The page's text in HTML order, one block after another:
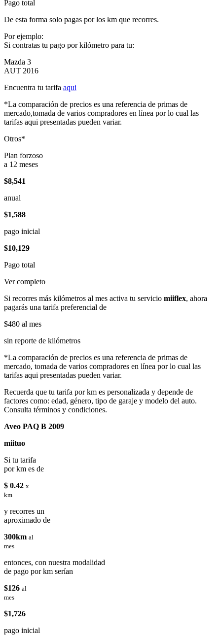
Pago total
De esta forma solo pagas por los km que recorres.
Por ejemplo:
Si contratas tu pago por kilómetro para tu:
Mazda 3
AUT 2016
Encuentra tu tarifa aqui
*La comparación de precios es una referencia de primas de
mercado,tomada de varios compradores en línea por lo cual las
tarifas aqui presentadas pueden variar.
Otros*
Plan forzoso
a 12 meses
$8,541
anual
$1,588
pago inicial
$10,129
Pago total
Ver completo
Si recorres más kilómetros al mes activa tu servicio miiflex, ahora
pagarás una tarifa preferencial de
$480 al mes
sin reporte de kilómetros
*La comparación de precios es una referencia de primas de
mercado, tomada de varios compradores en línea por lo cual las
tarifas aqui presentadas pueden variar.
Recuerda que tu tarifa por km es personalizada y depende de
factores como: edad, género, tipo de garaje y modelo del auto.
Consulta términos y condiciones.
Aveo PAQ B 2009
miituo
Si tu tarifa
por km es de
$ 0.42 x
km
y recorres un
aproximado de
300km al
mes
entonces, con nuestra modalidad
de pago por km serían
$126 al
mes
$1,726
pago inicial